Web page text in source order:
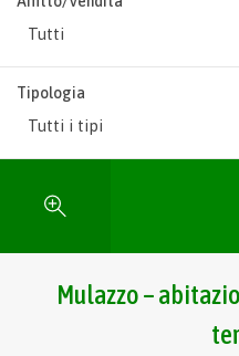
Tutti
Tipologia
Tutti i tipi
Mulazzo –